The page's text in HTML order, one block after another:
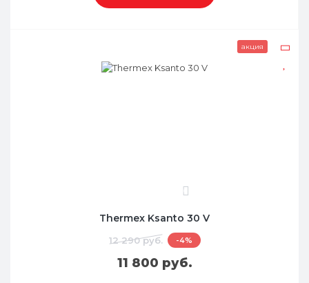
акция
0
Thermex Ksanto 30 V
12 290 руб. -4%
11 800 руб.